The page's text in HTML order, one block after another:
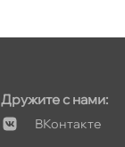
Дружите с нами:
Контакте